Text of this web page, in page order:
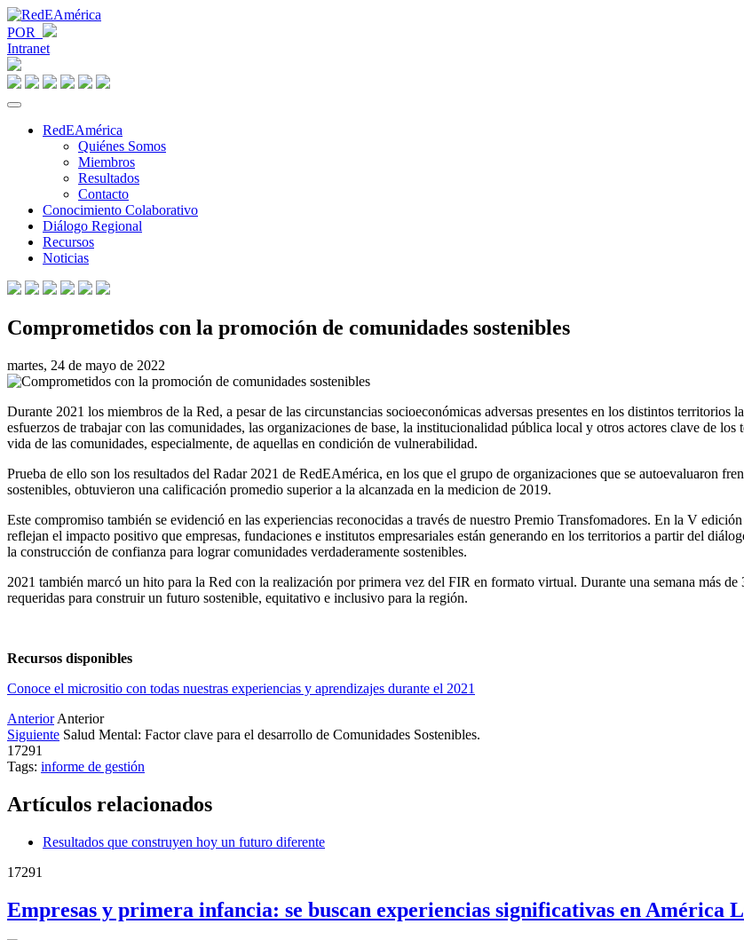
POR
Intranet
RedEAmérica
Quiénes Somos
Miembros
Resultados
Contacto
Conocimiento Colaborativo
Diálogo Regional
Recursos
Noticias
Comprometidos con la promoción de comunidades sostenibles
martes, 24 de mayo de 2022
Durante 2021 los miembros de la Red, a pesar de las circunstancias socioeconómicas adversas presentes en los distintos territorios
esfuerzos de trabajar con las comunidades, las organizaciones de base, la institucionalidad pública local y otros actores clave de
vida de las comunidades, especialmente, de aquellas en condición de vulnerabilidad.
Prueba de ello son los resultados del Radar 2021 de RedEAmérica, en los que el grupo de organizaciones que se autoevaluaron
sostenibles, obtuvieron una calificación promedio superior a la alcanzada en la medicion de 2019.
Este compromiso también se evidenció en las experiencias reconocidas a través de nuestro Premio Transfomadores. En la V
reflejan el impacto positivo que empresas, fundaciones e institutos empresariales están generando en los territorios a partir del
la construcción de confianza para lograr comunidades verdaderamente sostenibles.
2021 también marcó un hito para la Red con la realización por primera vez del FIR en formato virtual. Durante una semana más
requeridas para construir un futuro sostenible, equitativo e inclusivo para la región.
Recursos disponibles
Conoce el micrositio con todas nuestras experiencias y aprendizajes durante el 2021
Anterior Anterior
Siguiente Salud Mental: Factor clave para el desarrollo de Comunidades Sostenibles.
17291
Tags: informe de gestión
Artículos relacionados
Resultados que construyen hoy un futuro diferente
17291
Empresas y primera infancia: se buscan experiencias significativas en América